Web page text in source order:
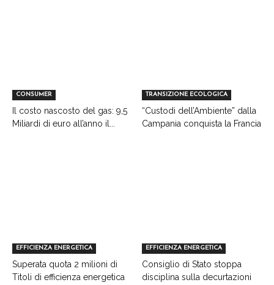
CONSUMER
Il costo nascosto del gas: 9,5
Miliardi di euro all’anno il...
TRANSIZIONE ECOLOGICA
“Custodi dell’Ambiente” dalla
Campania conquista la Francia
EFFICIENZA ENERGETICA
Superata quota 2 milioni di
Titoli di efficienza energetica
EFFICIENZA ENERGETICA
Consiglio di Stato stoppa
disciplina sulla decurtazioni